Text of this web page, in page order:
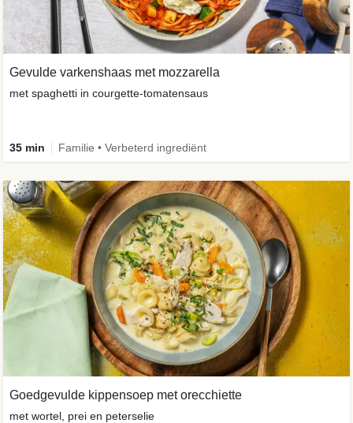
Gevulde varkenshaas met mozzarella
met spaghetti in courgette-tomatensaus
35 min Familie • Verbeterd ingrediënt
Goedgevulde kippensoep met orecchiette
met wortel, prei en peterselie